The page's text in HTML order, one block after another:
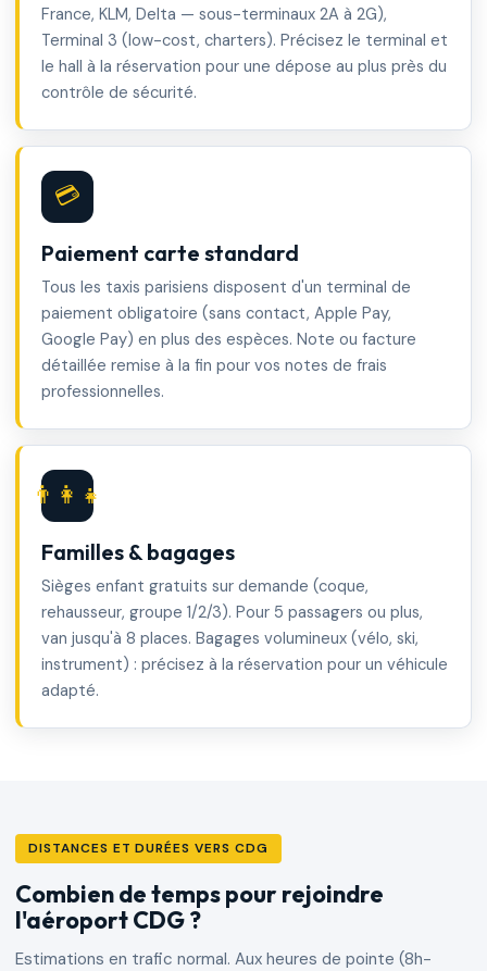
France, KLM, Delta — sous-terminaux 2A à 2G),
Terminal 3 (low-cost, charters). Précisez le terminal et
le hall à la réservation pour une dépose au plus près du
contrôle de sécurité.
💳
Paiement carte standard
Tous les taxis parisiens disposent d'un terminal de
paiement obligatoire (sans contact, Apple Pay,
Google Pay) en plus des espèces. Note ou facture
détaillée remise à la fin pour vos notes de frais
professionnelles.
👨‍👩‍👧
Familles & bagages
Sièges enfant gratuits sur demande (coque,
rehausseur, groupe 1/2/3). Pour 5 passagers ou plus,
van jusqu'à 8 places. Bagages volumineux (vélo, ski,
instrument) : précisez à la réservation pour un véhicule
adapté.
DISTANCES ET DURÉES VERS CDG
Combien de temps pour rejoindre
l'aéroport CDG ?
Estimations en trafic normal. Aux heures de pointe (8h-